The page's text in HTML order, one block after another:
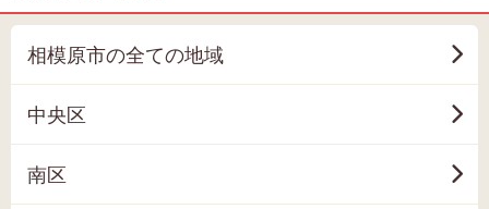
相模原市の全ての地域
中央区
南区